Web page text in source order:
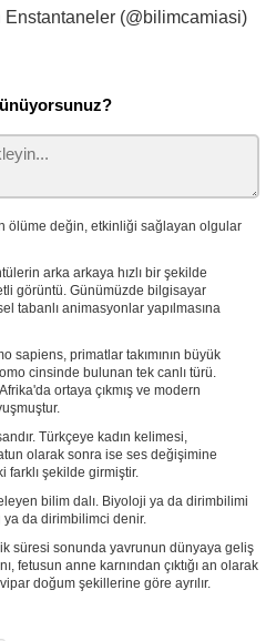
(@bilimcamiasi)
ölüme değin, etkinliği sağlayan olgular
arka arkaya hızlı bir şekilde
görüntü. Günümüzde bilgisayar
tabanlı animasyonlar yapılmasına
sapiens, primatlar takımının büyük
cinsinde bulunan tek canlı türü.
ortaya çıkmış ve modern
Türkçeye kadın kelimesi,
olarak sonra ise ses değişimine
farklı şekilde girmiştir.
bilim dalı. Biyoloji ya da dirimbilimi
da dirimbilimci denir.
süresi sonunda yavrunun dünyaya geliş
fetusun anne karnından çıktığı an olarak
doğum şekillerine göre ayrılır.